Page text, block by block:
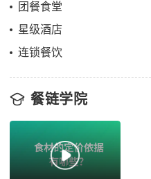
团餐食堂
星级酒店
连锁餐饮
餐链学院